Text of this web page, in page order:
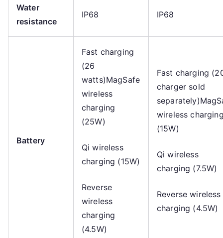
Water
resistance
IP68 IP68
Battery
Fast charging
(26
watts)MagSafe
wireless
charging
(25W)
Qi wireless
charging (15W)
Reverse
wireless
charging
(4.5W)
Fast charging
charger sold
wireless
(15W)
Qi wireless
charging (7.5W)
Reverse wireless
charging (4.5W)